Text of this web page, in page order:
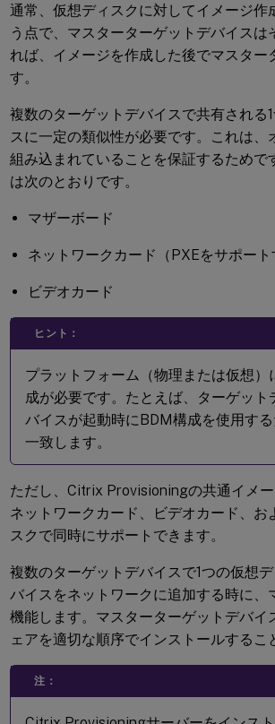
通常、仮想ディスクに対してイメージ
う点で、マスターターゲットデバイス
れば、イメージを作成した後でマスタ
す。
複数のターゲットデバイスで共有される
スに一定の類似性が必要です。これは
組み込まれていることを保証するため
は次のとおりです。
マザーボード
ネットワークカード（PXEをサポート
ビデオカード
ヒント：
プラットフォーム（物理または仮想
成が必要です。たとえば、ターゲッ
バイスが起動時にBDM構成を使用す
一致します。
ただし、Citrix Provisioningの共通イメ
ネットワークカード、ビデオカード、
スクで同時にサポートできます。
複数のターゲットデバイスで1つの仮想
バイスをネットワークに追加する時に
機能します。マスターターゲットデバ
ェアを適切な順序でインストールするこ
注：